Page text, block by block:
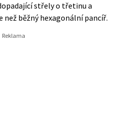
střely o třetinu a
běžný hexagonální pancíř.